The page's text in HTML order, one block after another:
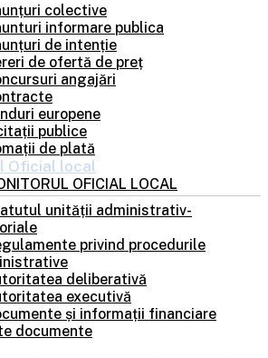
colective
informare publica
de intenție
de ofertă de preț
angajări
europene
publice
de plată
Oficial local
OFICIAL LOCAL
unității administrativ-
privind procedurile
deliberativă
executivă
și informații financiare
documente